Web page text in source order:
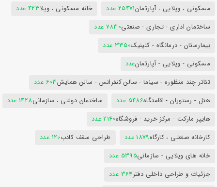
مسکونی ، ویلایی ، آپارتمان25471 عدد خانه مسکونی ، ویلا423 عدد
ساختمان اداری - تجاری - صنعتی7830 عدد
بیمارستان - درمانگاه - کلینیک3350 عدد
مسکونی - ویلایی - آپارتمانعدد
تئاتر چند منظوره - سینما - سالن کنفرانس - سالن همایش603 عدد
هتل - رستوران - اقامتگاه5486 عدد ساختمان دولتی ، سازمانی1428 عدد
هایپر مارکت - مرکز خرید - فروشگاه2140 عدد
کارخانه صنعتی ، کارگاه1879 عدد طراحی سقف کاذب120 عدد
خانه های ویلایی - سازمانی5395 عدد
جزئیات و طراحی داخلی دفتر364 عدد